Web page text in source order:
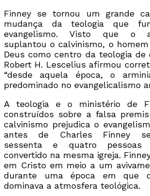
Finney se tornou um grande
mudança da teologia que
evangelismo. Visto que o
suplantou o calvinismo, o
Deus como centro da teologia de
Robert H. Lescelius afirmou
“desde aquela época, o
predominado no evangelicalismo
A teologia e o ministério de
construídos sobre a falsa
calvinismo prejudica o
antes de Charles Finney
sessenta e quatro pessoas
convertido na mesma igreja.
em Cristo em meio a um
durante uma época em que
dominava a atmosfera teológica.